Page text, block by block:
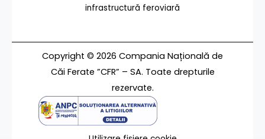
infrastructură feroviară
Copyright © 2026 Compania Națională de
Căi Ferate ”CFR” – SA. Toate drepturile
rezervate.